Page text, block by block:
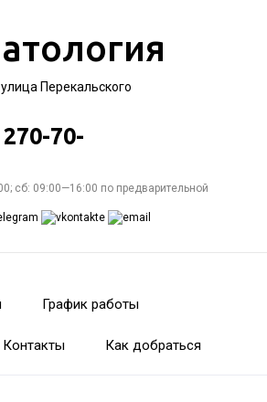
Перекальского
70-
сб: 09:00—16:00 по предварительной
График работы
Контакты Как добраться